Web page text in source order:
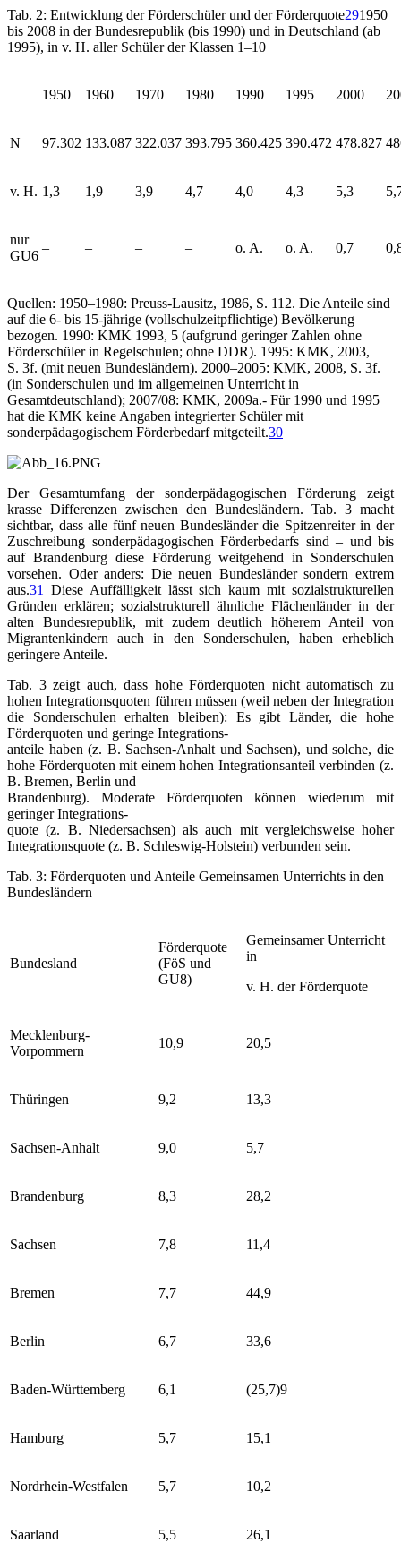
Tab. 2: Entwicklung der Förderschüler und der Förderquote291950
bis 2008 in der Bundes­republik (bis 1990) und in Deutschland (ab
1995), in v. H. aller Schüler der Klassen 1–10
1950 1960 1970 1980 1990 1995 2000
N 97.302 133.087 322.037 393.795 360.425 390.472 478.827
v. H. 1,3 1,9 3,9 4,7 4,0 4,3 5,3
nur
GU6
– – – – o. A. o. A. 0,7
Quellen: 1950–1980: Preuss-Lausitz, 1986, S. 112. Die Anteile sind
auf die 6- bis 15-jährige (vollschulzeitpflichtige) Bevölkerung
bezogen. 1990: KMK 1993, 5 (aufgrund geringer Zahlen ohne
Förderschüler in Regelschulen; ohne DDR). 1995: KMK, 2003,
S. 3f. (mit neuen Bundesländern). 2000–2005: KMK, 2008, S. 3f.
(in Sonderschulen und im allgemeinen Unterricht in
Gesamtdeutschland); 2007/08: KMK, 2009a.- Für 1990 und 1995
hat die KMK keine Angaben integrierter Schüler mit
sonderpädagogischem Förderbedarf mitgeteilt.30
Der Gesamtumfang der sonderpädagogischen Förderung zeigt
krasse Differenzen zwischen den Bundesländern. Tab. 3 macht
sichtbar, dass alle fünf neuen Bundesländer die Spitzenreiter in der
Zuschreibung sonderpädagogischen Förderbedarfs sind – und bis
auf Brandenburg diese Förderung weitgehend in Sonderschulen
vorsehen. Oder anders: Die neuen Bundesländer sondern extrem
aus.31
Diese Auffälligkeit lässt sich kaum mit sozialstrukturellen
Gründen erklären; sozialstrukturell ähnliche Flächenländer in der
alten Bundesrepublik, mit zudem deutlich höherem Anteil von
Migrantenkindern auch in den Sonderschulen, haben erheblich
geringere Anteile.
Tab. 3 zeigt auch, dass hohe Förderquoten nicht automatisch zu
hohen Integrationsquoten führen müssen (weil neben der Integration
die Sonderschulen erhalten bleiben): Es gibt Länder, die hohe
Förderquoten und geringe Integrations­-
anteile haben (z. B. Sachsen-Anhalt und Sachsen), und solche, die
hohe Förder­quoten mit einem hohen Integrationsanteil verbinden (z.
B. Bremen, Berlin und
Brandenburg). Moderate Förderquoten können wiederum mit
geringer Integrations­-
quote (z. B. Niedersachsen) als auch mit vergleichsweise hoher
Integrationsquote (z. B. Schleswig-Holstein) verbunden sein.
Tab. 3: Förderquoten und Anteile Gemeinsamen Unterrichts in den
Bundesländern
Bundesland
Förderquote
(FöS und
GU8)
Gemeinsamer Unterricht
in
v. H. der Förderquote
Mecklenburg-
Vorpommern
10,9 20,5
Thüringen 9,2 13,3
Sachsen-Anhalt 9,0 5,7
Brandenburg 8,3 28,2
Sachsen 7,8 11,4
Bremen 7,7 44,9
Berlin 6,7 33,6
Baden-Württemberg 6,1 (25,7)9
Hamburg 5,7 15,1
Nordrhein-Westfalen 5,7 10,2
Saarland 5,5 26,1